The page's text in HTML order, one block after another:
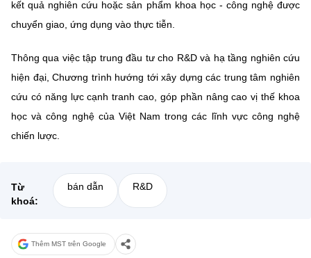
kết quả nghiên cứu hoặc sản phẩm khoa học - công nghệ được
chuyển giao, ứng dụng vào thực tiễn.
Thông qua việc tập trung đầu tư cho R&D và hạ tầng nghiên cứu
hiện đại, Chương trình hướng tới xây dựng các trung tâm nghiên
cứu có năng lực cạnh tranh cao, góp phần nâng cao vị thế khoa
học và công nghệ của Việt Nam trong các lĩnh vực công nghệ
chiến lược.
Từ
khoá:
bán dẫn R&D
Thêm MST trên Google